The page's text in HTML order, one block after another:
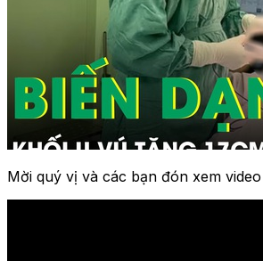
Mời quý vị và các bạn đón xem